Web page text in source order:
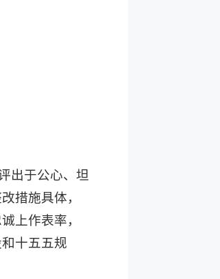
出于公心、坦
措施具体，
上作表率，
十五五规